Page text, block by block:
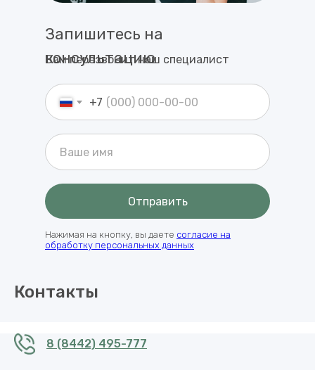
+7
Отправить
Нажимая на кнопку, вы даете согласие на
обработку персональных данных
Запишитесь на
консультацию
Вам перезвонит наш специалист
Контакты
8 (8442) 495-777